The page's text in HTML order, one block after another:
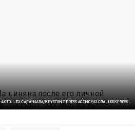
ФОТО: LEX CÃƑÂ°MARA/KEYSTONE PRESS AGENCY/GLOBALLOOKPRESS